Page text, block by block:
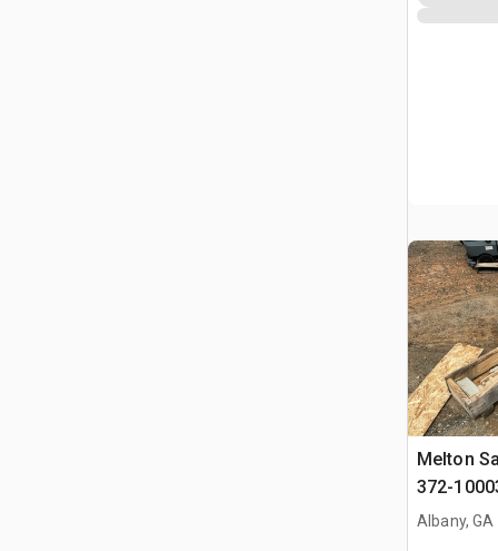
Melton
372-
Cylinder
Albany, GA